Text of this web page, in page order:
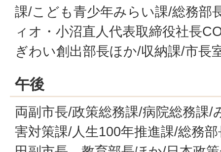
課/こども青少年みらい課/総務部
ィオ・小沼直人代表取締役社長
ぎわい創出部長ほか/収納課/市長
午後
両副市長/政策総務課/病院総務課/
害対策課/人生100年推進課/総務